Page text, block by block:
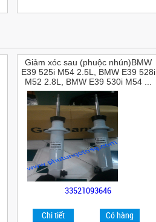
Giảm xóc sau (phuộc nhún)BMW
E39 525i M54 2.5L, BMW E39 528i
M52 2.8L, BMW E39 530i M54 ...
33521093646
Chi tiết Có hàng